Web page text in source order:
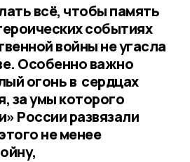
всё, чтобы память
событиях
войны не угасла
Особенно важно
огонь в сердцах
за умы которого
России развязали
не менее